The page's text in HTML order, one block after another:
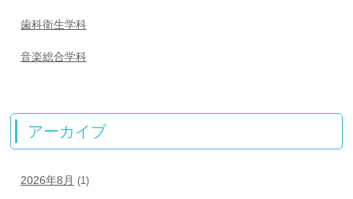
歯科衛生学科
音楽総合学科
アーカイブ
2026年8月 (1)